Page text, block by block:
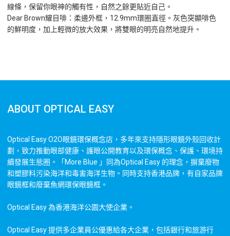
線條，保留你眼神的觸有性，自然之餘更貼近自己。
Dear Brown耀目啡：柔邊外框，12.9mm環圈直徑。灰色突顯啡色
的鮮明度，加上輕微的放大效果，將雙眼的明亮自然地提升。
ABOUT OPTICAL EASY
Optical Easy O2O眼鏡環保概念店，多年來支持隱形眼鏡外殼回收計
劃，致力推動眼部健康、護眼公開教育以及環保概念、保護、環境持
續發展生態圈。「More Blue 」同為Optical Easy 的理念，摒棄廢物
和塑膠料污染海洋和毒害海洋生物。同時支持香港品牌，有自家品牌
眼鏡框和廢棄魚網環保眼鏡框。
Optical Easy 為香港海洋公園大使企業。
Optical Easy 提供多企業員公優惠給各大企業，包括銀行和旅游行